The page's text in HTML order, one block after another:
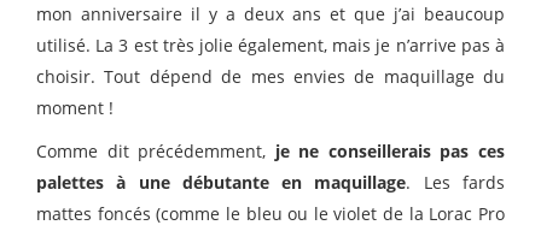
mon anniversaire il y a deux ans et que j’ai beaucoup
utilisé. La 3 est très jolie également, mais je n’arrive pas à
choisir. Tout dépend de mes envies de maquillage du
moment !
Comme dit précédemment, je ne conseillerais pas ces
palettes à une débutante en maquillage. Les fards
mattes foncés (comme le bleu ou le violet de la Lorac Pro